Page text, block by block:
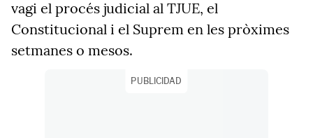
vagi el procés judicial al TJUE, el
Constitucional i el Suprem en les pròximes
setmanes o mesos.
PUBLICIDAD